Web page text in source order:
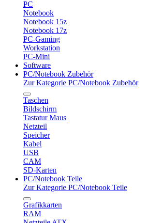
PC
Notebook
Notebook 15z
Notebook 17z
PC-Gaming
Workstation
PC-Mini
Software
PC/Notebook Zubehör
Zur Kategorie PC/Notebook Zubehör
Taschen
Bildschirm
Tastatur Maus
Netzteil
Speicher
Kabel
USB
CAM
SD-Karten
PC/Notebook Teile
Zur Kategorie PC/Notebook Teile
Grafikkarten
RAM